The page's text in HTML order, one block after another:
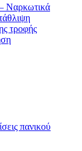
Ναρκωτικά
τροφής
πανικού